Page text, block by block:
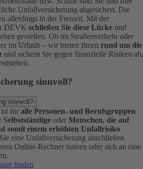
Unfallversicherung abgesichert. Die
allerdings in der Freizeit. Mit der
DEVK schließen Sie diese Lücke und
genießen. Ob im Straßenverkehr oder
im Urlaub – wir bieten Ihnen rund um die
und sichern Sie gegen finanzielle Risiken ab,
sinnvoll?
sinnvoll?
für alle Personen- und Berufsgruppen
Selbstständige oder Menschen, die auf
somit einem erhöhten Unfallrisiko
eine Unfallversicherung abschließen
Online-Rechner nutzen oder sich an eine
finden